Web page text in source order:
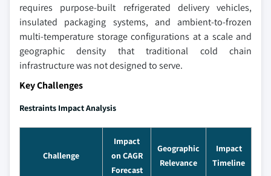
requires purpose-built refrigerated delivery vehicles,
insulated packaging systems, and ambient-to-frozen
multi-temperature storage configurations at a scale and
geographic density that traditional cold chain
infrastructure was not designed to serve.
Key Challenges
Restraints Impact Analysis
Challenge
Impact
on CAGR
Forecast
Geographic
Relevance
Impact
Timeline